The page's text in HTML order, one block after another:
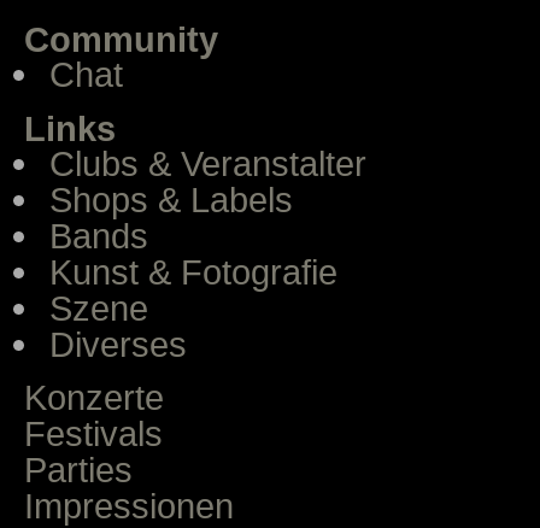
Community
Chat
Links
Clubs & Veranstalter
Shops & Labels
Bands
Kunst & Fotografie
Szene
Diverses
Konzerte
Festivals
Parties
Impressionen